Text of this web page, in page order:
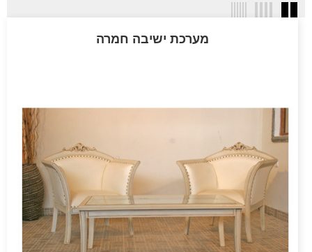
מערכת ישיבה חמרה